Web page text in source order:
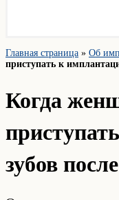
Главная страница » Об
приступать к
Когда
зубов